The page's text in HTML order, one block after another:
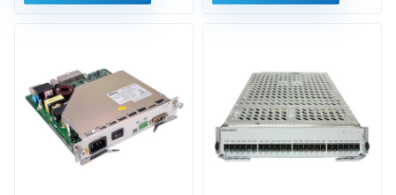
km, LC) ist fabrikneu und
effiziente